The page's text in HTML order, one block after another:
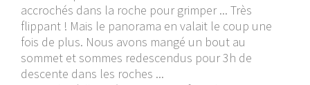
accrochés dans la roche pour grimper ... Très
flippant ! Mais le panorama en valait le coup une
fois de plus. Nous avons mangé un bout au
sommet et sommes redescendus pour 3h de
descente dans les roches ...